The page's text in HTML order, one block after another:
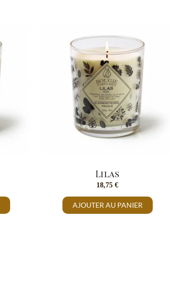
Lilas
18,75 €
AJOUTER AU PANIER